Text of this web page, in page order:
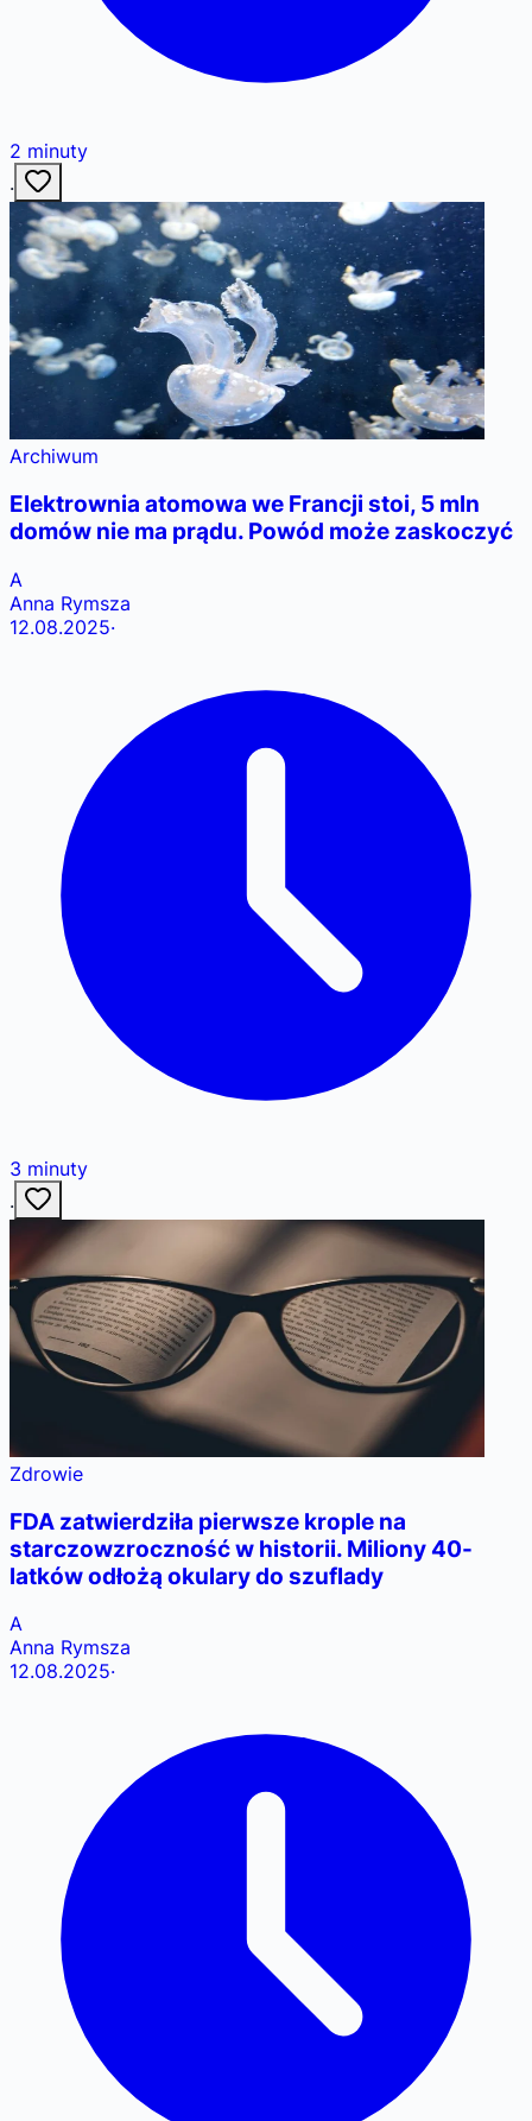
2 minuty
·
Archiwum
Elektrownia atomowa we Francji stoi, 5 mln
domów nie ma prądu. Powód może zaskoczyć
A
Anna Rymsza
12.08.2025·
3 minuty
·
Zdrowie
FDA zatwierdziła pierwsze krople na
starczowzroczność w historii. Miliony 40-
latków odłożą okulary do szuflady
A
Anna Rymsza
12.08.2025·